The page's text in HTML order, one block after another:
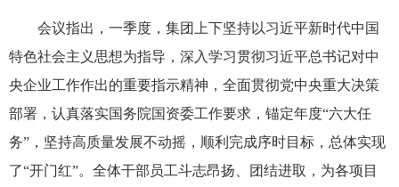
会议指出，一季度，集团上下坚持以习近平新时代中国
特色社会主义思想为指导，深入学习贯彻习近平总书记对中
央企业工作作出的重要指示精神，全面贯彻党中央重大决策
部署，认真落实国务院国资委工作要求，锚定年度“六大任
务”，坚持高质量发展不动摇，顺利完成序时目标，总体实现
了“开门红”。全体干部员工斗志昂扬、团结进取，为各项目